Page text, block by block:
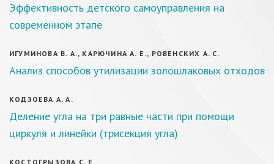
Эффективность детского самоуправления на
современном этапе
ИГУМИНОВА В. А., КАРЮЧИНА А. Е., РОВЕНСКИХ А. С.
Анализ способов утилизации золошлаковых отходов
КОДЗОЕВА А. А.
Деление угла на три равные части при помощи
циркуля и линейки (трисекция угла)
КОСТОГРЫЗОВА С. Е.